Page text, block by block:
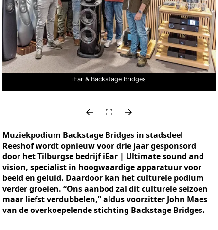
iEar & Backstage Bridges
Muziekpodium Backstage Bridges in stadsdeel
Reeshof wordt opnieuw voor drie jaar gesponsord
door het Tilburgse bedrijf iEar | Ultimate sound and
vision, specialist in hoogwaardige apparatuur voor
beeld en geluid. Daardoor kan het culturele podium
verder groeien. “Ons aanbod zal dit culturele seizoen
maar liefst verdubbelen,” aldus voorzitter John Maes
van de overkoepelende stichting Backstage Bridges.